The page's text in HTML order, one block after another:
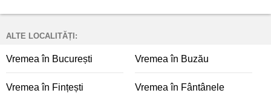
ALTE LOCALITĂȚI:
Vremea în București Vremea în Buzău
Vremea în Fințești Vremea în Fântânele